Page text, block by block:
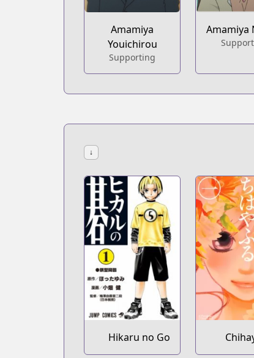
Amamiya
Amamiya
Youichirou
Supporting
↓
Hikaru no Go